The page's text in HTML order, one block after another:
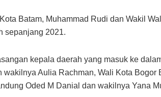
Batam, Muhammad Rudi dan Wakil
sepanjang 2021.
kepala daerah yang masuk ke
wakilnya Aulia Rachman, Wali Kota
Oded M Danial dan wakilnya Yana